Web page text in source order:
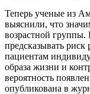
Теперь ученые из
выяснили, что
возрастной группы.
предсказывать риск
пациентам
образа жизни и
вероятность
опубликована в